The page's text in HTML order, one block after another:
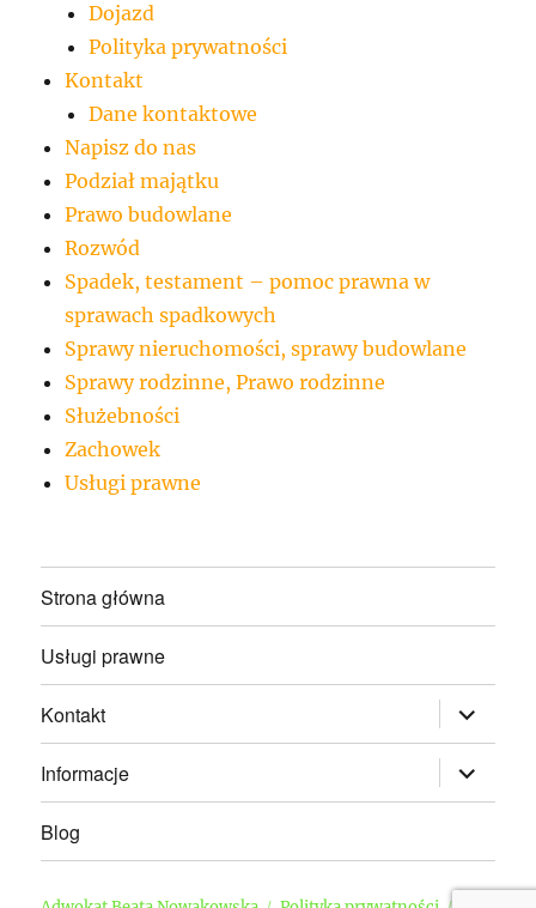
Dojazd
Polityka prywatności
Kontakt
Dane kontaktowe
Napisz do nas
Podział majątku
Prawo budowlane
Rozwód
Spadek, testament – pomoc prawna w
sprawach spadkowych
Sprawy nieruchomości, sprawy budowlane
Sprawy rodzinne, Prawo rodzinne
Służebności
Zachowek
Usługi prawne
Strona główna
Usługi prawne
Kontakt rozwiń
menu
potomne
Informacje
rozwiń
menu
potomne
Blog